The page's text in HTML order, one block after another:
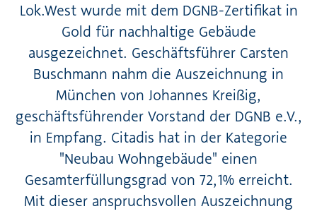
Lok.West wurde mit dem DGNB-Zertifikat in
Gold für nachhaltige Gebäude
ausgezeichnet. Geschäftsführer Carsten
Buschmann nahm die Auszeichnung in
München von Johannes Kreißig,
geschäftsführender Vorstand der DGNB e.V.,
in Empfang. Citadis hat in der Kategorie
"Neubau Wohngebäude" einen
Gesamterfüllungsgrad von 72,1% erreicht.
Mit dieser anspruchsvollen Auszeichnung